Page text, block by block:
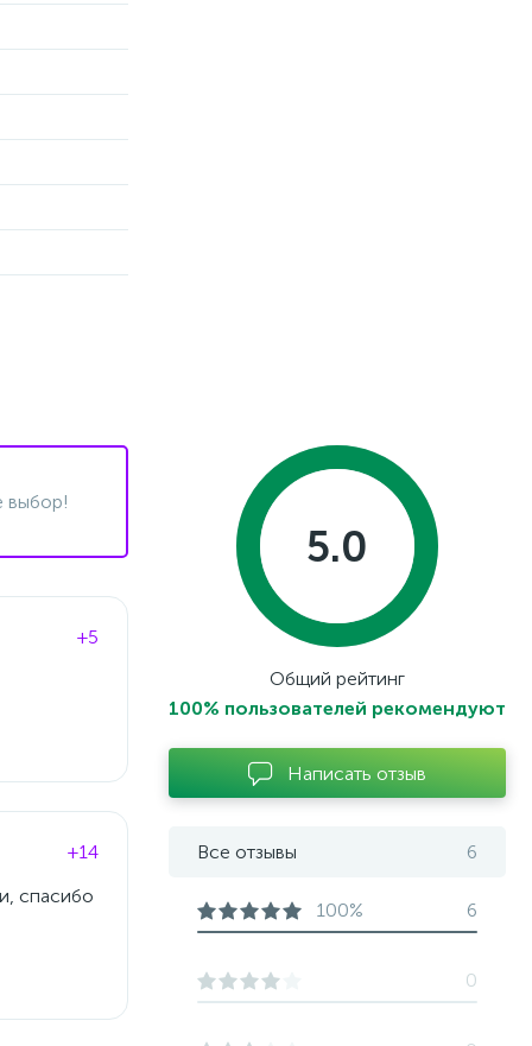
выбор!
+5
+14
спасибо
5.0
Общий рейтинг
100% пользователей рекомендуют
Написать отзыв
Все отзывы 6
100% 6
0